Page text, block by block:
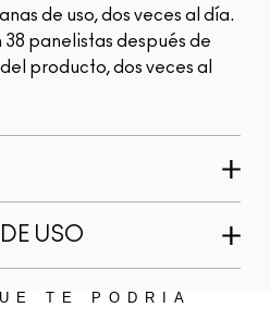
de uso, dos veces al día.
panelistas después de
producto, dos veces al
USO
TE PODRÍA